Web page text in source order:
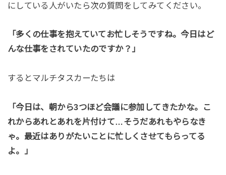
にしている人がいたら次の質問をしてみてください。
「多くの仕事を抱えていてお忙しそうですね。今日はど
んな仕事をされていたのですか？」
するとマルチタスカーたちは
「今日は、朝から3つほど会議に参加してきたかな。こ
れからあれとあれを片付けて…そうだあれもやらなき
ゃ。最近はありがたいことに忙しくさせてもらってる
よ。」